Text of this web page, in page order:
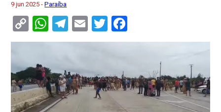
9 jun 2025 -Paraíba
Copy
Link
WhatsApp
Telegram
EmailTwitter